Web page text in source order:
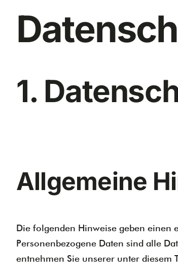
1.
Allgemeine
Die folgenden Hinweise geben einen
Personenbezogene Daten sind alle
entnehmen Sie unserer unter diesem